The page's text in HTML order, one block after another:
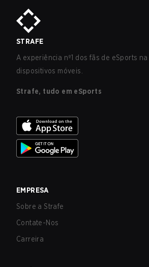
STRAFE
A experiência nº1 dos fãs de eSports
dispositivos móveis.
Strafe, tudo em eSports
EMPRESA
Sobre a Strafe
Contate-Nos
Carreira